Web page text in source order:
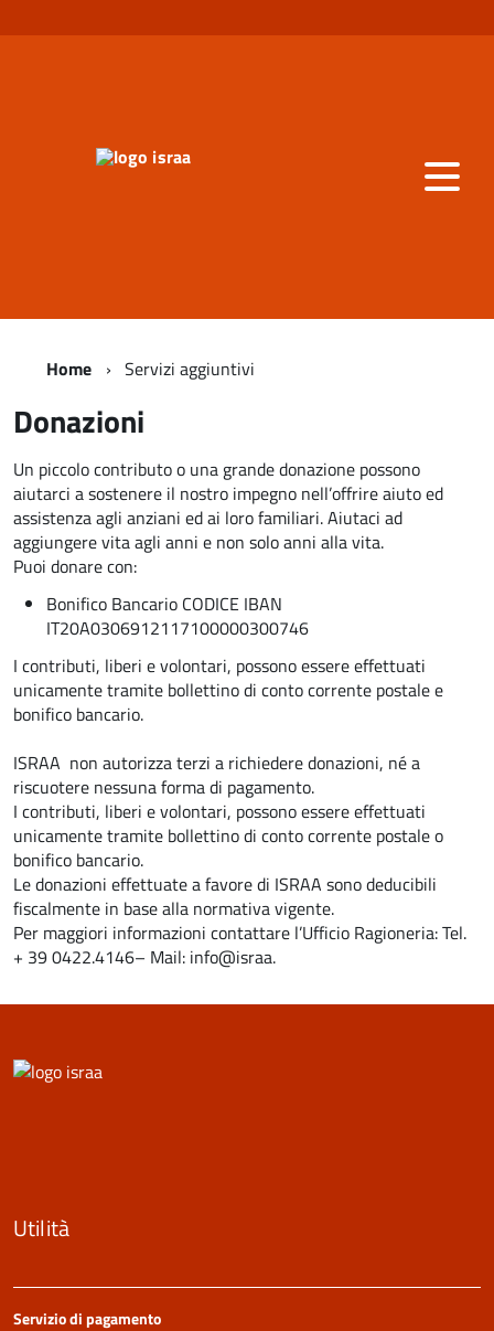
Home Servizi aggiuntivi
Donazioni
Un piccolo contributo o una grande donazione possono
aiutarci a sostenere il nostro impegno nell’offrire aiuto ed
assistenza agli anziani ed ai loro familiari. Aiutaci ad
aggiungere vita agli anni e non solo anni alla vita.
Puoi donare con:
Bonifico Bancario CODICE IBAN
IT20A0306912117100000300746
I contributi, liberi e volontari, possono essere effettuati
unicamente tramite bollettino di conto corrente postale e
bonifico bancario.
ISRAA non autorizza terzi a richiedere donazioni, né a
riscuotere nessuna forma di pagamento.
I contributi, liberi e volontari, possono essere effettuati
unicamente tramite bollettino di conto corrente postale o
bonifico bancario.
Le donazioni effettuate a favore di ISRAA sono deducibili
fiscalmente in base alla normativa vigente.
Per maggiori informazioni contattare l’Ufficio Ragioneria: Tel.
+ 39 0422.4146– Mail: info@israa.
Utilità
Servizio di pagamento